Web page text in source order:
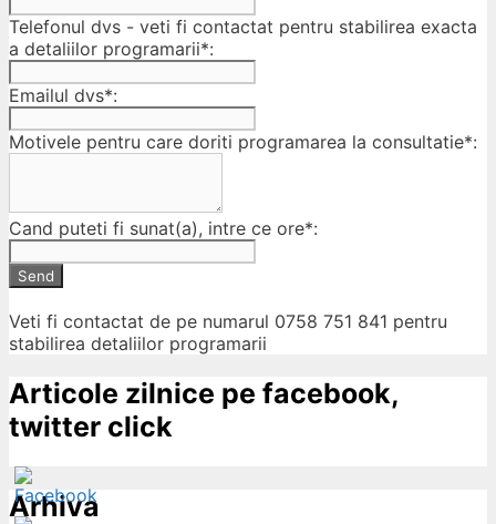
Telefonul dvs - veti fi contactat pentru stabilirea exacta
a detaliilor programarii*:
Emailul dvs*:
Motivele pentru care doriti programarea la consultatie*:
Cand puteti fi sunat(a), intre ce ore*:
Send
Veti fi contactat de pe numarul 0758 751 841 pentru
stabilirea detaliilor programarii
Articole zilnice pe facebook,
twitter click
Arhiva